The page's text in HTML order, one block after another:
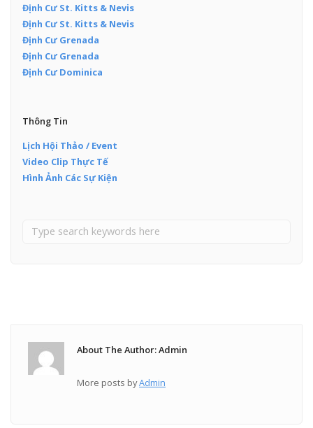
Định Cư St. Kitts & Nevis
Định Cư St. Kitts & Nevis
Định Cư Grenada
Định Cư Grenada
Định Cư Dominica
Thông Tin
Lịch Hội Thảo / Event
Video Clip Thực Tế
Hình Ảnh Các Sự Kiện
About The Author: Admin
More posts byAdmin